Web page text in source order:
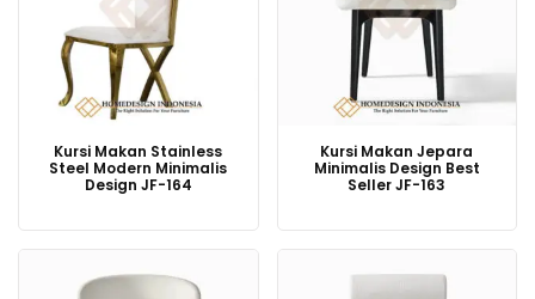
Kursi Makan Stainless
Steel Modern Minimalis
Design JF-164
Kursi Makan Jepara
Minimalis Design Best
Seller JF-163